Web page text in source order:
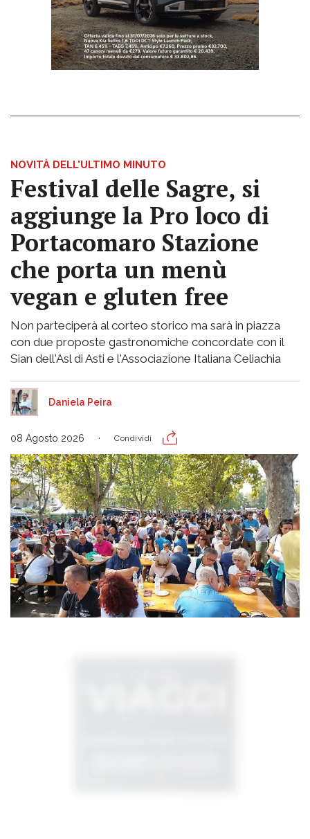
NOVITÀ DELL'ULTIMO MINUTO
Festival delle Sagre, si
aggiunge la Pro loco di
Portacomaro Stazione
che porta un menù
vegan e gluten free
Non parteciperà al corteo storico ma sarà in piazza
con due proposte gastronomiche concordate con il
Sian dell'Asl di Asti e l'Associazione Italiana Celiachia
Daniela Peira
08 Agosto 2026 Condividi